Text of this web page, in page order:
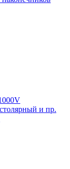
и пр.